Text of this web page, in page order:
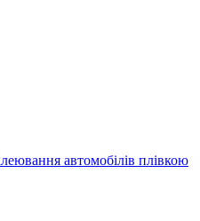
автомобілів плівкою